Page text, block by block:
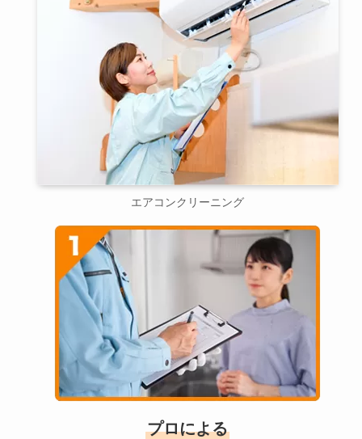
エアコンクリーニング
プロによる